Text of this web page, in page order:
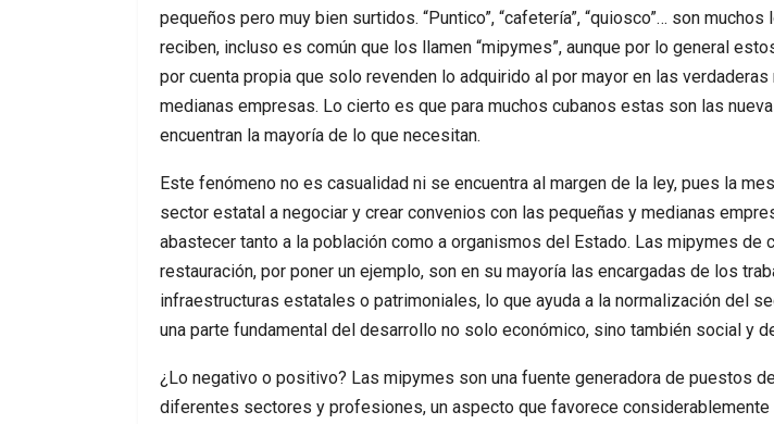
pequeños pero muy bien surtidos. “Puntico”, “cafetería”, “quiosco”… son
reciben, incluso es común que los llamen “mipymes”, aunque por lo general
por cuenta propia que solo revenden lo adquirido al por mayor en las
medianas empresas. Lo cierto es que para muchos cubanos estas son las
encuentran la mayoría de lo que necesitan.
Este fenómeno no es casualidad ni se encuentra al margen de la ley, pues la
sector estatal a negociar y crear convenios con las pequeñas y medianas
abastecer tanto a la población como a organismos del Estado. Las mipymes de
restauración, por poner un ejemplo, son en su mayoría las encargadas de los
infraestructuras estatales o patrimoniales, lo que ayuda a la normalización del
una parte fundamental del desarrollo no solo económico, sino también social y
¿Lo negativo o positivo? Las mipymes son una fuente generadora de puestos
diferentes sectores y profesiones, un aspecto que favorece considerablemente